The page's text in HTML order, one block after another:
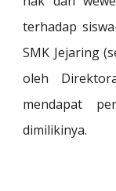
terhadap
SMK Jejaring
oleh
mendapat
dimilikinya.